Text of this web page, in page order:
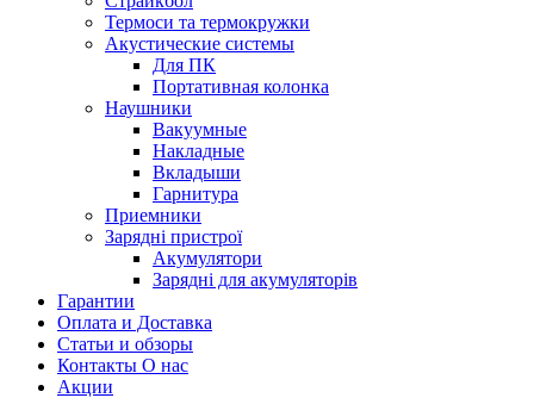
Термоси та термокружки
Акустические системы
Для ПК
Портативная колонка
Наушники
Вакуумные
Накладные
Вкладыши
Гарнитура
Приемники
Зарядні пристрої
Акумулятори
Зарядні для акумуляторів
Гарантии
Оплата и Доставка
Статьи и обзоры
Контакты О нас
Акции